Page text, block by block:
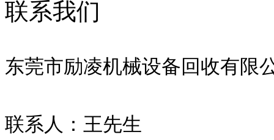
联系我们
东莞市励凌机械设备回收有限
联系人：王先生